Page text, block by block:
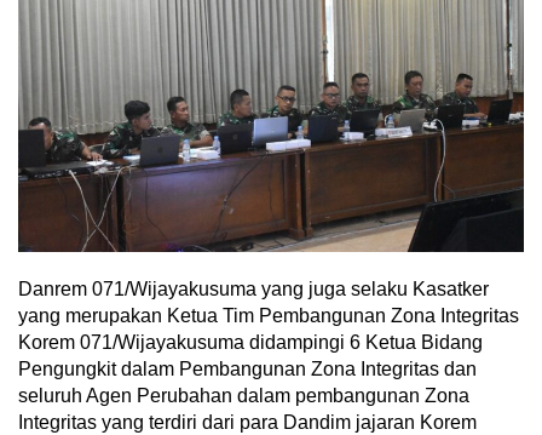
Danrem 071/Wijayakusuma yang juga selaku Kasatker
yang merupakan Ketua Tim Pembangunan Zona Integritas
Korem 071/Wijayakusuma didampingi 6 Ketua Bidang
Pengungkit dalam Pembangunan Zona Integritas dan
seluruh Agen Perubahan dalam pembangunan Zona
Integritas yang terdiri dari para Dandim jajaran Korem